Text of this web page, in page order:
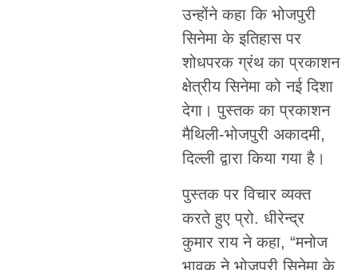
उन्होंने कहा कि भोजपुरी
सिनेमा के इतिहास पर
शोधपरक ग्रंथ का प्रकाशन
क्षेत्रीय सिनेमा को नई दिशा
देगा। पुस्तक का प्रकाशन
मैथिली-भोजपुरी अकादमी,
दिल्ली द्वारा किया गया है।
पुस्तक पर विचार व्यक्त
करते हुए प्रो. धीरेन्द्र
कुमार राय ने कहा, “मनोज
भावुक ने भोजपुरी सिनेमा के